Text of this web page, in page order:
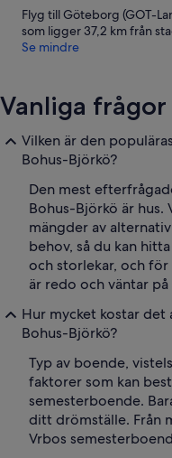
Flyg till Göteborg (GOT-
som ligger 37,2 km från
Se mindre
Vanliga frågor
Vilken är den
Bohus-Björkö?
Den mest
Bohus-Björkö är hus.
mängder av
behov, så du kan
och storlekar, och
är redo och väntar
Hur mycket kostar
Bohus-Björkö?
Typ av boende,
faktorer som kan
semesterboende.
ditt drömställe. Från
Vrbos